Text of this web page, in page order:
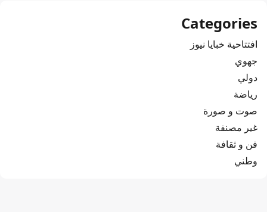
Categories
افتتاحية خبايا نيوز
جهوي
دولي
رياضة
صوت و صورة
غير مصنفة
فن و ثقافة
وطني